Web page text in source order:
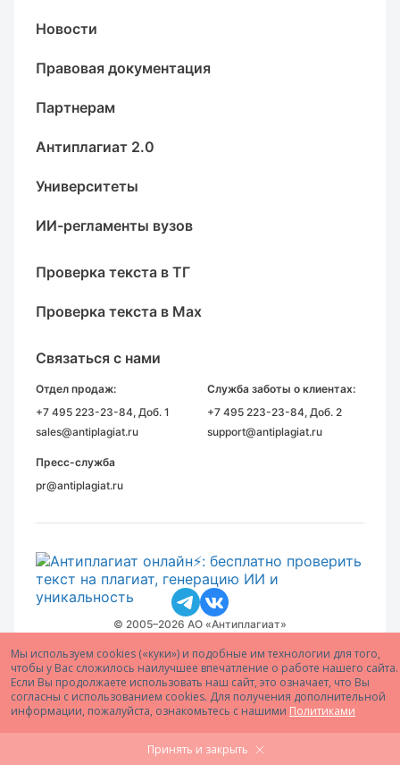
Мы используем cookies («куки») и подобные им технологии для того,
чтобы у Вас сложилось наилучшее впечатление о работе нашего сайта.
Если Вы продолжаете использовать наш сайт, это означает, что Вы
согласны с использованием cookies. Для получения дополнительной
информации, пожалуйста, ознакомьтесь с нашими Политиками
Принять и закрыть
Новости
Правовая документация
Партнерам
Антиплагиат 2.0
Университеты
ИИ-регламенты вузов
Проверка текста в ТГ
Проверка текста в Max
Связаться с нами
Отдел продаж:
+7 495 223-23-84, Доб. 1
sales@antiplagiat.ru
Служба заботы о клиентах:
+7 495 223-23-84, Доб. 2
support@antiplagiat.ru
Пресс-служба
pr@antiplagiat.ru
© 2005–2026 АО «Антиплагиат»